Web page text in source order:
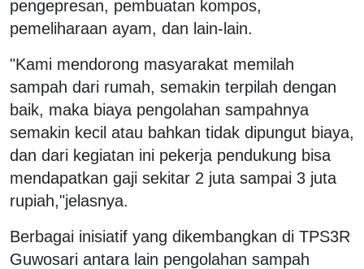
pengepresan, pembuatan kompos,
pemeliharaan ayam, dan lain-lain.
"Kami mendorong masyarakat memilah
sampah dari rumah, semakin terpilah dengan
baik, maka biaya pengolahan sampahnya
semakin kecil atau bahkan tidak dipungut biaya,
dan dari kegiatan ini pekerja pendukung bisa
mendapatkan gaji sekitar 2 juta sampai 3 juta
rupiah,"jelasnya.
Berbagai inisiatif yang dikembangkan di TPS3R
Guwosari antara lain pengolahan sampah